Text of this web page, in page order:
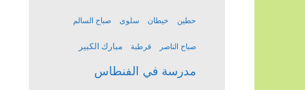
حطين خيطان سلوى صباح السالم
صباح الناصر قرطبة مبارك الكبير
مدرسة في الفنطاس